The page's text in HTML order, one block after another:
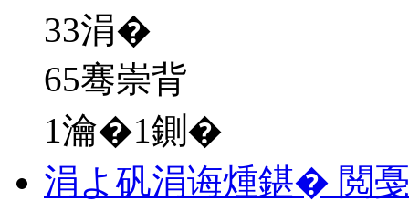
33涓�
65骞崇背
1瀹�1鍘�
涓よ矾涓诲煄鍖� 閲